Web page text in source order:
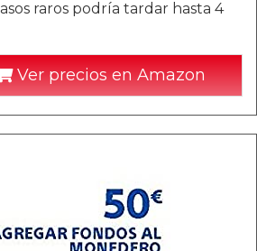
raros podría tardar hasta 4
Ver precios en Amazon